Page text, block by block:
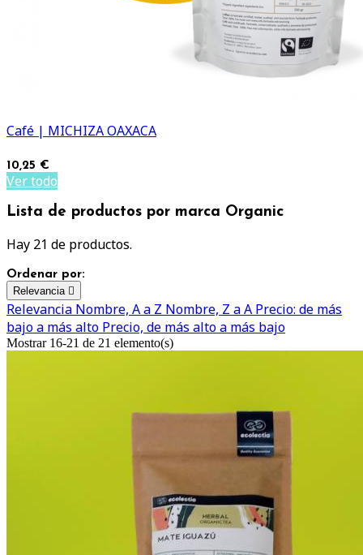
Café | MICHIZA OAXACA
10,25 €
Ver todo
Lista de productos por marca Organic
Hay 21 de productos.
Ordenar por:
Relevancia 
Relevancia Nombre, A a Z Nombre, Z a A Precio: de más
bajo a más alto Precio, de más alto a más bajo
Mostrar 16-21 de 21 elemento(s)